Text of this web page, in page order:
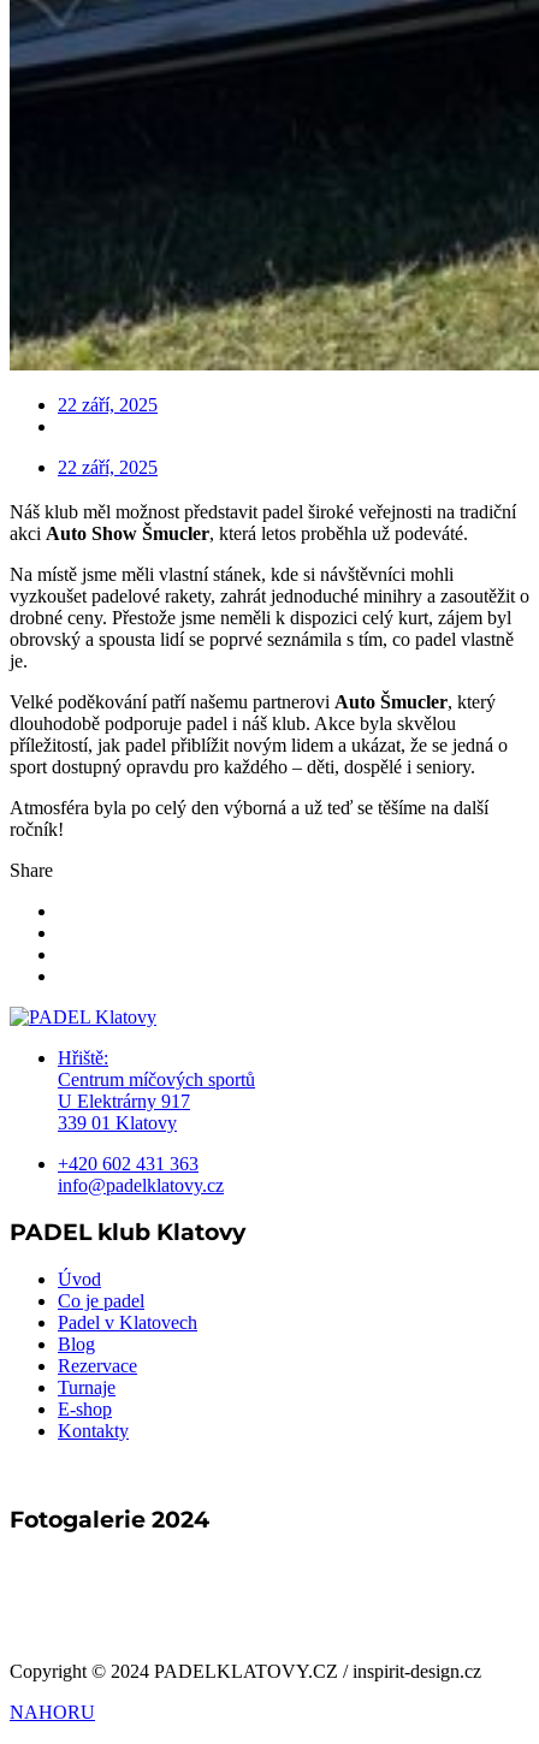
22 září, 2025
22 září, 2025
Náš klub měl možnost představit padel široké veřejnosti na tradiční
akci Auto Show Šmucler, která letos proběhla už podeváté.
Na místě jsme měli vlastní stánek, kde si návštěvníci mohli
vyzkoušet padelové rakety, zahrát jednoduché minihry a zasoutěžit o
drobné ceny. Přestože jsme neměli k dispozici celý kurt, zájem byl
obrovský a spousta lidí se poprvé seznámila s tím, co padel vlastně
je.
Velké poděkování patří našemu partnerovi Auto Šmucler, který
dlouhodobě podporuje padel i náš klub. Akce byla skvělou
příležitostí, jak padel přiblížit novým lidem a ukázat, že se jedná o
sport dostupný opravdu pro každého – děti, dospělé i seniory.
Atmosféra byla po celý den výborná a už teď se těšíme na další
ročník!
Share
Hřiště:
Centrum míčových sportů
U Elektrárny 917
339 01 Klatovy
+420 602 431 363
info@padelklatovy.cz
PADEL klub Klatovy
Úvod
Co je padel
Padel v Klatovech
Blog
Rezervace
Turnaje
E-shop
Kontakty
Fotogalerie 2024
Copyright © 2024 PADELKLATOVY.CZ / inspirit-design.cz
NAHORU